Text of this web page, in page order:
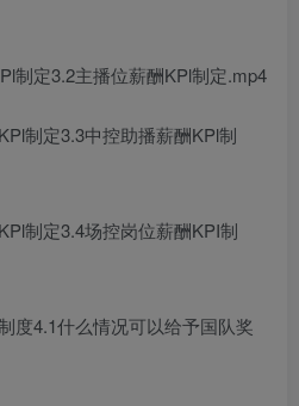
制定3.2主播位薪酬KPl制定.mp4
制定3.3中控助播薪酬KPl制
制定3.4场控岗位薪酬KPI制
度4.1什么情况可以给予国队奖